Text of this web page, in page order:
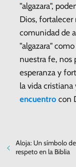
"algazara",
Dios,
comunidad de
"algazara"
nuestra fe, nos
esperanza y
la vida cristiana
encuentro con
Aloja: Un símbolo
respeto en la Biblia